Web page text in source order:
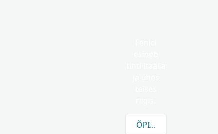
ÕPI ROHKEM FENICI